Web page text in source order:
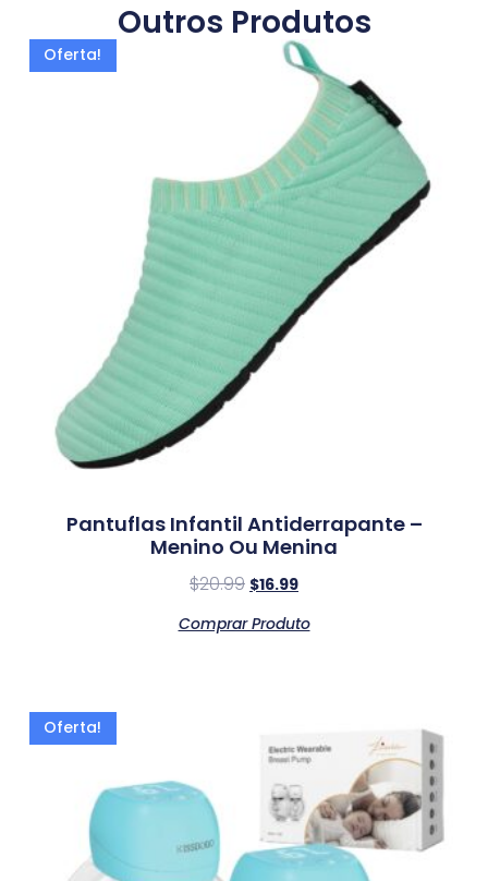
Outros Produtos
Oferta!
Pantuflas Infantil Antiderrapante –
Menino Ou Menina
$20.99 $16.99
Comprar Produto
Oferta!